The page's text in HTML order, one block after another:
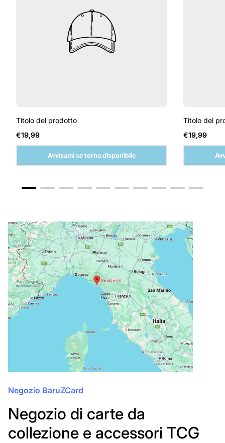
Titolo del prodotto
Prezzo
normale
€19,99
Avvisami se torna disponibile
Titolo del
Prezzo
normale
€19,99
Negozio BaruZCard
Negozio di carte da
collezione e accessori TCG